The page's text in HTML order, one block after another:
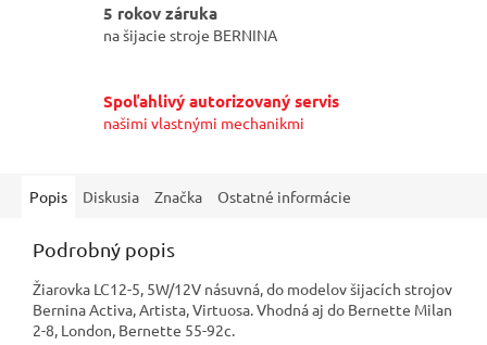
5 rokov záruka
na šijacie stroje BERNINA
Spoľahlivý autorizovaný servis
našimi vlastnými mechanikmi
Popis Diskusia Značka Ostatné informácie
Podrobný popis
Žiarovka LC12-5, 5W/12V násuvná, do modelov šijacích strojov
Bernina Activa, Artista, Virtuosa. Vhodná aj do Bernette Milan
2-8, London, Bernette 55-92c.